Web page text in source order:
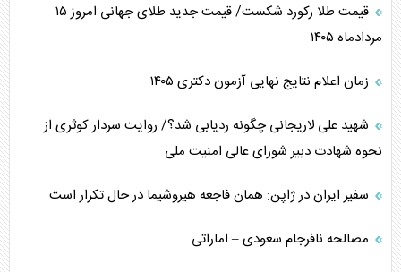
قیمت طلا رکورد شکست/ قیمت جدید طلای جهانی امروز ۱۵
مردادماه ۱۴۰۵
زمان اعلام نتایج نهایی آزمون دکتری ۱۴۰۵
شهید علی لاریجانی چگونه ردیابی شد؟/ روایت سردار کوثری از
نحوه شهادت دبیر شورای عالی امنیت ملی
سفیر ایران در ژاپن: همان فاجعه هیروشیما در حال تکرار است
مصالحه نافرجام سعودی – اماراتی